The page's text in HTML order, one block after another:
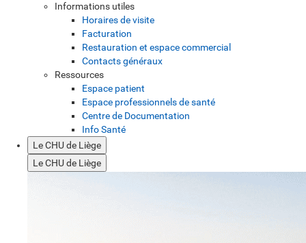
Informations utiles
Horaires de visite
Facturation
Restauration et espace commercial
Contacts généraux
Ressources
Espace patient
Espace professionnels de santé
Centre de Documentation
Info Santé
Le CHU de Liège
Le CHU de Liège